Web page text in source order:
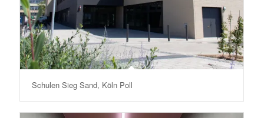
Schulen Sieg Sand, Köln Poll